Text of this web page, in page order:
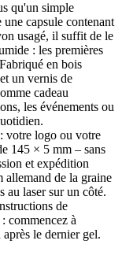
qu'un simple
capsule contenant
usagé, il suffit de le
: les premières
en bois
un vernis de
cadeau
les événements ou
votre logo ou votre
145 × 5 mm – sans
et expédition
allemand de la graine
au laser sur un côté.
de
commencez à
le dernier gel.